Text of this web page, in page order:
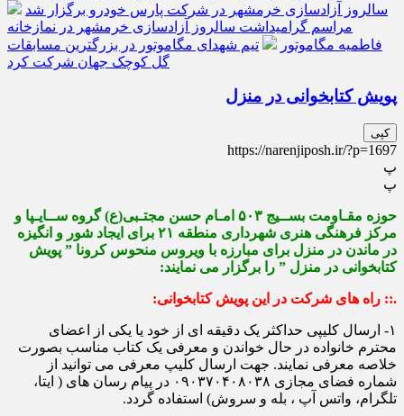
سالروز آزادسازی خرمشهر در شرکت پارس خودرو برگزار شد
مراسم گرامیداشت سالروز آزادسازی خرمشهر در نمازخانه
فاطمیه مگاموتور
تیم شهدای مگاموتور در بزرگترین مسابقات
گل کوچک جهان شرکت کرد
پویش کتابخوانی در منزل
کپی
https://narenjiposh.ir/?p=1697
پ
پ
حوزه مقـاومت بســیج ۵۰۳ امـام حسن مجتـبی(ع) گروه ســایـپا و
مرکز فرهنگی هنری شهرداری منطقه ۲۱ برای ایجاد شور و انگیزه
در ماندن در منزل برای مبارزه با ویروس منحوس کرونا ” پویش
کتابخوانی در منزل ” را برگزار می نمایند:
.:: راه های شرکت در این پویش کتابخوانی:
۱- ارسال کلیپی حداکثر یک دقیقه ای از خود یا یکی از اعضای
محترم خانواده در حال خواندن و معرفی یک کتاب مناسب بصورت
خلاصه معرفی نمایند. جهت ارسال کلیپ معرفی می توانید از
شماره فضای مجازی ۰۹۰۳۷۰۴۰۸۰۳۸ در پیام رسان های ( ایتا،
تلگرام، واتس آپ ، بله و سروش) استفاده گردد.